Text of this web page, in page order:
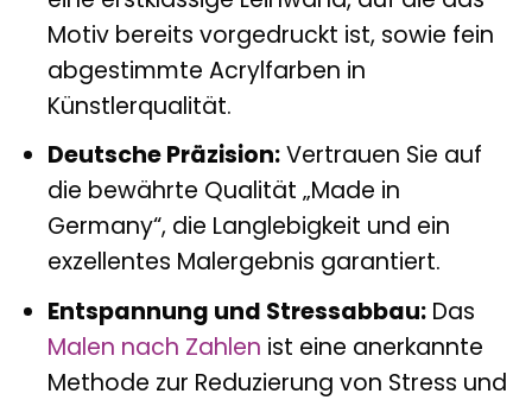
Motiv bereits vorgedruckt ist, sowie fein
abgestimmte Acrylfarben in
Künstlerqualität.
Deutsche Präzision:Vertrauen Sie auf
die bewährte Qualität „Made in
Germany“, die Langlebigkeit und ein
exzellentes Malergebnis garantiert.
Entspannung und Stressabbau:Das
Malen nach Zahlen ist eine anerkannte
Methode zur Reduzierung von Stress und